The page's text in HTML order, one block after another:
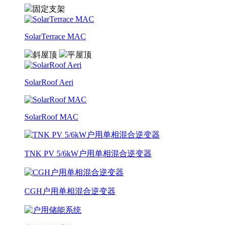
固定支架
SolarTerrace MAC
斜屋顶 平屋顶
SolarRoof Aeri
SolarRoof MAC
TNK PV 5/6kW户用单相混合逆变器
CGH户用单相混合逆变器